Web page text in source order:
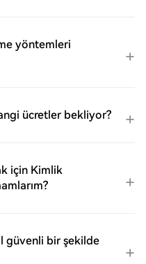
yöntemleri
ücretler bekliyor?
için Kimlik
güvenli bir şekilde